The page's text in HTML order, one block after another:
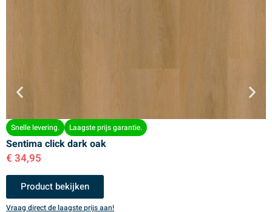
Snelle levering. Laagste prijs garantie.
Sentima click dark oak
€ 34,95
Product bekijken
Vraag direct de laagste prijs aan!